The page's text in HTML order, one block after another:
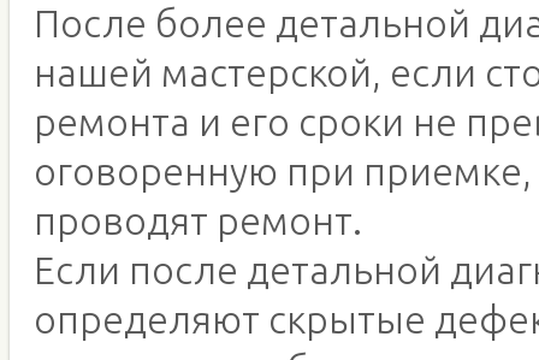
После более детальной
нашей мастерской, если
ремонта и его сроки не
оговоренную при приемке,
проводят ремонт.
Если после детальной
определяют скрытые